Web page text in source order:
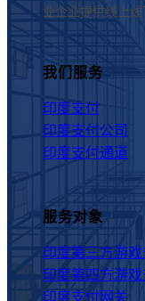
业企业提供线上
我们服务
印度支付
印度支付公司
印度支付通道
服务对象
印度第三方游
印度第四方游
印度支付网关